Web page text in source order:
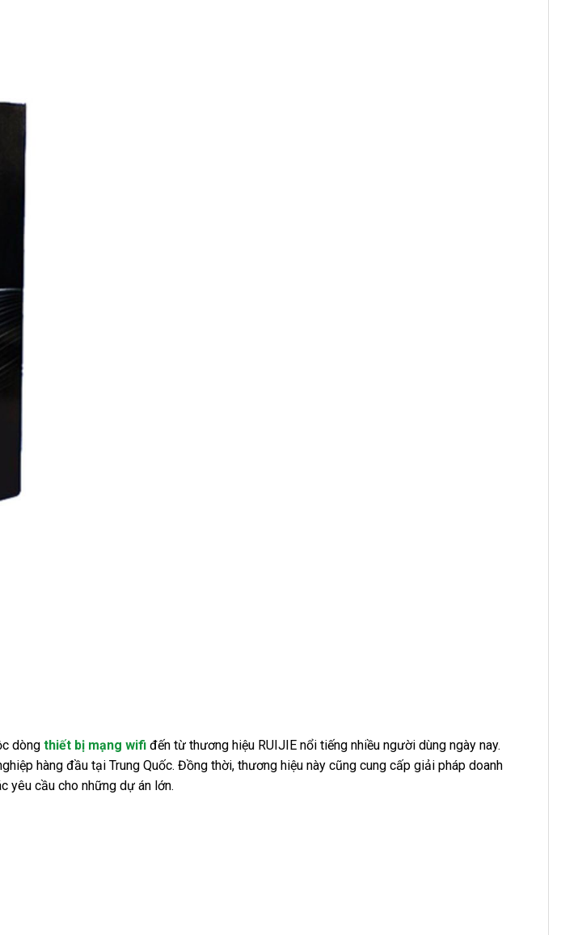
dòng thiết bị mạng wifi đến từ thương hiệu RUIJIE nổi tiếng nhiều người dùng ngày nay.
hàng đầu tại Trung Quốc. Đồng thời, thương hiệu này cũng cung cấp giải pháp doanh
yêu cầu cho những dự án lớn.